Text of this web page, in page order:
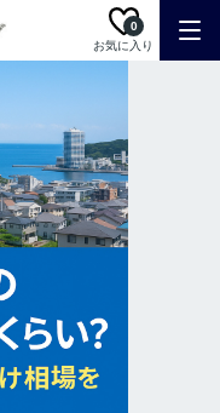
お気に入り
0